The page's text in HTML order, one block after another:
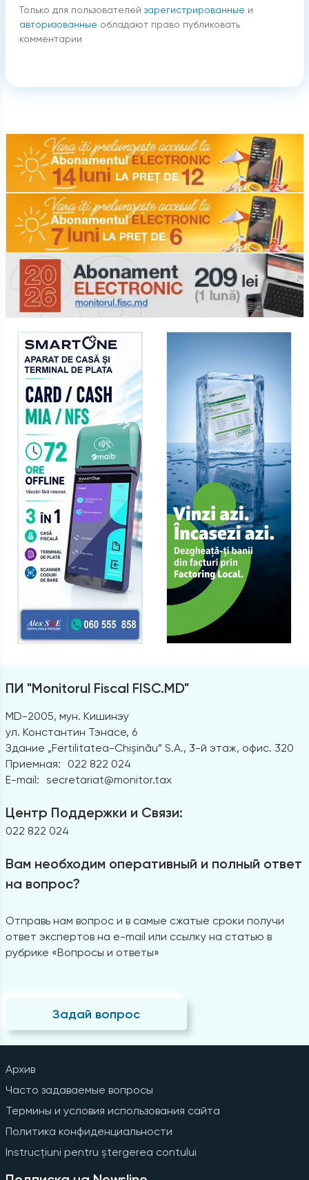
Только для пользователей зарегистрированные и
авторизованные обладают право публиковать
комментарии
ПИ "Monitorul Fiscal FISC.MD"
MD-2005, мун. Кишинэу
ул. Константин Тэнасе, 6
Здание „Fertilitatea-Chișinău” S.A., 3-й этаж, офис. 320
Приемная:
022 822 024
E-mail: secretariat@monitor.tax
Центр Поддержки и Связи:
022 822 024
Вам необходим оперативный и полный ответ
на вопрос?
Отправь нам вопрос и в самые сжатые сроки получи
ответ экспертов на e-mail или ссылку на статью в
рубрике «Вопросы и ответы»
Задай вопрос
Архив
Часто задаваемые вопросы
Термины и условия использования сайта
Политика конфиденциальности
Instrucțiuni pentru ștergerea contului